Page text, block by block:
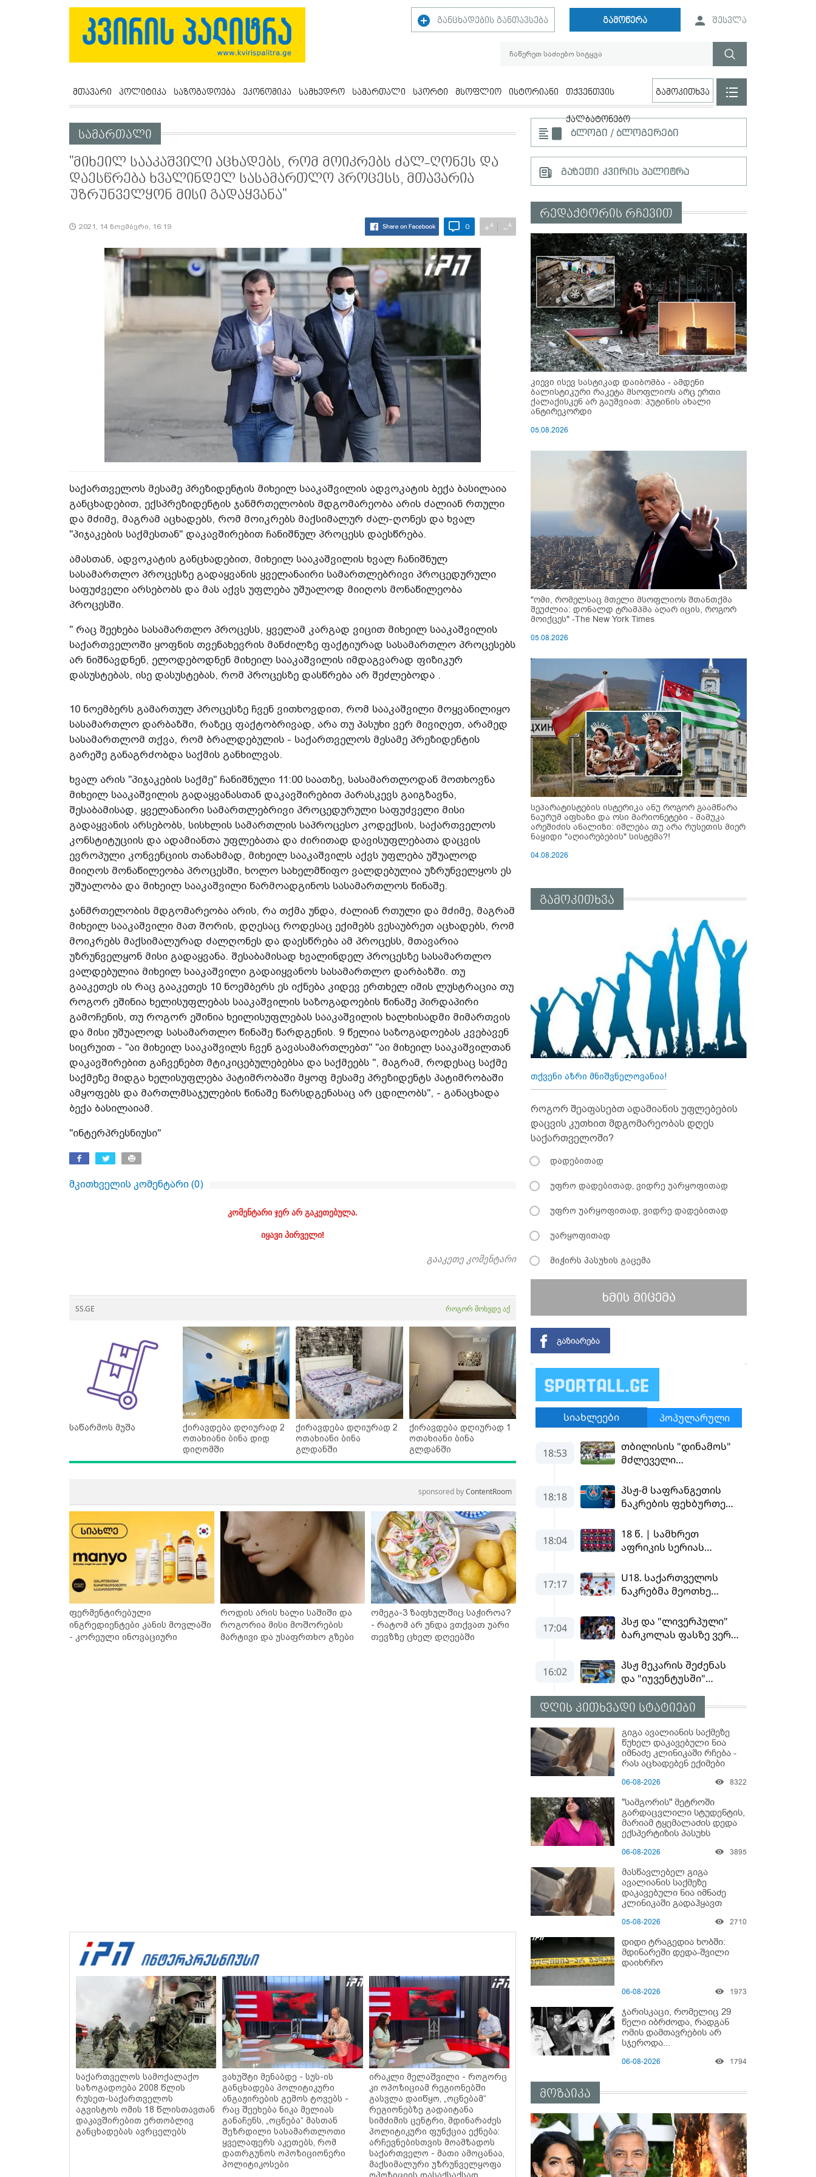
განცხადების განთავსება გამოწერა შესვლა
მთავარი პოლიტიკა საზოგადოება ეკონომიკა სამხედრო სამართალი სპორტი მსოფლიო ისტორიანი თქვენთვის
ქალბატონებო
გამოკითხვა
სამართალი
"მიხეილ სააკაშვილი აცხადებს, რომ მოიკრებს ძალ-ღონეს და
დაესწრება ხვალინდელ სასამართლო პროცესს, მთავარია
უზრუნველყონ მისი გადაყვანა"
2021, 14 ნოემბერი, 16:19 0 +A −A
საქართველოს მესამე პრეზიდენტის მიხეილ სააკაშვილის ადვოკატის ბექა ბასილაია
განცხადებით, ექსპრეზიდენტის ჯანმრთელობის მდგომარეობა არის ძალიან რთული
და მძიმე, მაგრამ აცხადებს, რომ მოიკრებს მაქსიმალურ ძალ-ღონეს და ხვალ
"პიჯაკების საქმესთან" დაკავშირებით ჩანიშნულ პროცესს დაესწრება.
ამასთან, ადვოკატის განცხადებით, მიხეილ სააკაშვილის ხვალ ჩანიშნულ
სასამართლო პროცესზე გადაყვანის ყველანაირი სამართლებრივი პროცედურული
საფუძველი არსებობს და მას აქვს უფლება უშუალოდ მიიღოს მონაწილეობა
პროცესში.
" რაც შეეხება სასამართლო პროცესს, ყველამ კარგად ვიცით მიხეილ სააკაშვილის
საქართველოში ყოფნის თვენახევრის მანძილზე ფაქტიურად სასამართლო პროცესებს
არ ნიშნავდნენ, ელოდებოდნენ მიხეილ სააკაშვილის იმდაგვარად ფიზიკურ
დასუსტებას, ისე დასუსტებას, რომ პროცესზე დასწრება არ შეძლებოდა .
10 ნოემბერს გამართულ პროცესზე ჩვენ ვითხოვდით, რომ სააკაშვილი მოყვანილიყო
სასამართლო დარბაზში, რაზეც ფაქტობრივად, არა თუ პასუხი ვერ მივიღეთ, არამედ
სასამართლომ თქვა, რომ ბრალდებულის - საქართველოს მესამე პრეზიდენტის
გარეშე განაგრძობდა საქმის განხილვას.
ხვალ არის "პიჯაკების საქმე" ჩანიშნული 11:00 საათზე, სასამართლოდან მოთხოვნა
მიხეილ სააკაშვილის გადაყვანასთან დაკავშირებით პარასკევს გაიგზავნა,
შესაბამისად, ყველანაირი სამართლებრივი პროცედურული საფუძველი მისი
გადაყვანის არსებობს, სისხლის სამართლის საპროცესო კოდექსის, საქართველოს
კონსტიტუციის და ადამიანთა უფლებათა და ძირითად დავისუფლებათა დაცვის
ევროპული კონვენციის თანახმად, მიხეილ სააკაშვილს აქვს უფლება უშუალოდ
მიიღოს მონაწილეობა პროცესში, ხოლო სახელმწიფო ვალდებულია უზრუნველყოს ეს
უშუალობა და მიხეილ სააკაშვილი წარმოადგინოს სასამართლოს წინაშე.
ჯანმრთელობის მდგომარეობა არის, რა თქმა უნდა, ძალიან რთული და მძიმე, მაგრამ
მიხეილ სააკაშვილი მათ შორის, დღესაც როდესაც ექიმებს ვესაუბრეთ აცხადებს, რომ
მოიკრებს მაქსიმალურად ძალღონეს და დაესწრება ამ პროცესს, მთავარია
უზრუნველყონ მისი გადაყვანა. შესაბამისად ხვალინდელ პროცესზე სასამართლო
ვალდებულია მიხეილ სააკაშვილი გადაიყვანოს სასამართლო დარბაზში. თუ
გააკეთეს ის რაც გააკეთეს 10 ნოემბერს ეს იქნება კიდევ ერთხელ იმის ლუსტრაცია თუ
როგორ ეშინია ხელისუფლებას სააკაშვილის საზოგადოების წინაშე პირდაპირი
გამოჩენის, თუ როგორ ეშინია ხეილისუფლებას სააკაშვილის ხალხისადმი მიმართვის
და მისი უშუალოდ სასამართლო წინაშე წარდგენის. 9 წელია საზოგადოებას კვებავენ
სიცრუით - "აი მიხეილ სააკაშვილს ჩვენ გავასამართლებთ" "აი მიხეილ სააკაშვილთან
დაკავშირებით გაჩვენებთ მტიკიცებულებებსა და საქმეებს ", მაგრამ, როდესაც საქმე
საქმეზე მიდგა ხელისუფლება პატიმრობაში მყოფ მესამე პრეზიდენტს პატიმრობაში
ამყოფებს და მართლმსაჯულების წინაშე წარსდგენასაც არ ცდილობს", - განაცხადა
ბექა ბასილაიამ.
"ინტერპრესნიუსი"
მკითხველის კომენტარი (0)
კომენტარი ჯერ არ გაკეთებულა.
იყავი პირველი!
გააკეთე კომენტარი
SS.GE როგორ მოხვდე აქ
საწარმოს მუშა
ქირავდება დღიურად 2
ოთახიანი ბინა დიდ
დიღომში
ქირავდება დღიურად 2
ოთახიანი ბინა
გლდანში
ქირავდება დღიურად 1
ოთახიანი ბინა
გლდანში
sponsored byContentRoom
ფერმენტირებული
ინგრედიენტები კანის მოვლაში
- კორეული ინოვაციური
როდის არის ხალი საშიში და
როგორია მისი მოშორების
მარტივი და უსაფრთხო გზები
ომეგა-3 ზაფხულშიც საჭიროა?
- რატომ არ უნდა ვთქვათ უარი
თევზზე ცხელ დღეებში
საქართველოს სამოქალაქო
საზოგადოება 2008 წლის
რუსეთ-საქართველოს
აგვისტოს ომის 18 წლისთავთან
დაკავშირებით ერთობლივ
განცხადებას ავრცელებს
ვახუშტი მენაბდე - სუს-ის
განცხადება პოლიტიკური
ანგაჟირების გემოს ტოვებს -
რაც შეეხება ნიკა მელიას
განაჩენს, „ოცნება“ მასთან
შეზრდილი სასამართლოთი
ყველაფერს აკეთებს, რომ
დათრგუნოს ოპოზიციონერი
პოლიტიკოსები
ირაკლი მელაშვილი - როგორც
კი ოპოზიციამ რეგიონებში
გასვლა დაიწყო, „ოცნებამ“
რეგიონებზე გადაიტანა
სიმძიმის ცენტრი, მდინარაძეს
პოლიტიკური ფუნქცია ექნება:
არჩევნებისთვის მოამზადოს
საქართველო - მათი ამოცანაა,
მაქსიმალური უზრუნველყოფა
ოპოზიციის დასაქსაქსად
ბლოგი / ბლოგერები
გაზეთი კვირის პალიტრა
რედაქტორის რჩევით
კიევი ისევ სასტიკად დაიბომბა - ამდენი
ბალისტიკური რაკეტა მსოფლიოს არც ერთი
ქალაქისკენ არ გაუშვიათ: პუტინის ახალი
ანტირეკორდი
05.08.2026
"ომი, რომელსაც მთელი მსოფლიოს შთანთქმა
შეუძლია: დონალდ ტრამპმა აღარ იცის, როგორ
მოიქცეს" -The New York Times
05.08.2026
სეპარატისტების ისტერიკა ანუ როგორ გაამწარა
ნაურუმ აფხაზი და ოსი მარიონეტები - მამუკა
არეშიძის ანალიზი: იშლება თუ არა რუსეთის მიერ
ნაყიდი "აღიარებების" სისტემა?!
04.08.2026
გამოკითხვა
თქვენი აზრი მნიშვნელოვანია!
როგორ შეაფასებთ ადამიანის უფლებების
დაცვის კუთხით მდგომარეობას დღეს
საქართველოში?
დადებითად
უფრო დადებითად, ვიდრე უარყოფითად
უფრო უარყოფითად, ვიდრე დადებითად
უარყოფითად
მიჭირს პასუხის გაცემა
ხმის მიცემა
დღის კითხვადი სტატიები
გიგა ავალიანის საქმეზე
წუხელ დაკავებული ნია
იმნაძე კლინიკაში რჩება -
რას აცხადებენ ექიმები
06-08-2026 8322
"სამგორის" მეტროში
გარდაცვლილი სტუდენტის,
მარიამ ტყემალაძის დედა
ექსპერტიზის პასუხს
გოგონას გარდაცვალების
06-08-2026 3895
მასწავლებელ გიგა
ავალიანის საქმეზე
დაკავებული ნია იმნაძე
კლინიკაში გადაჰყავთ
05-08-2026 2710
დიდი ტრაგედია ხობში:
მდინარეში დედა-შვილი
დაიხრჩო
06-08-2026 1973
ჯარისკაცი, რომელიც 29
წელი იბრძოდა, რადგან
ომის დამთავრების არ
სჯეროდა...
06-08-2026 1794
მოზაიკა